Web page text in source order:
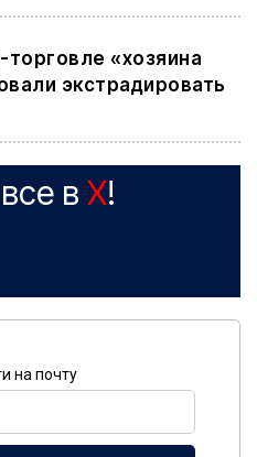
«хозяина
экстрадировать
в X!